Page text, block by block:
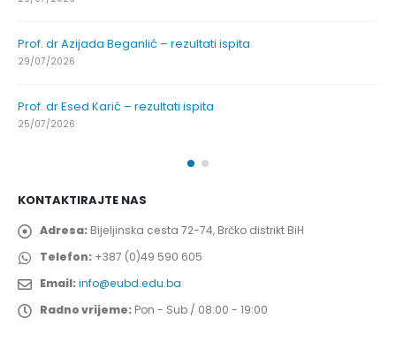
Prof. dr Azijada Beganlić – rezultati ispita
29/07/2026
Prof. dr Esed Karić – rezultati ispita
25/07/2026
KONTAKTIRAJTE NAS
Adresa: Bijeljinska cesta 72-74, Brčko distrikt BiH
Telefon: +387 (0)49 590 605
Email:info@eubd.edu.ba
Radno vrijeme: Pon - Sub / 08:00 - 19:00